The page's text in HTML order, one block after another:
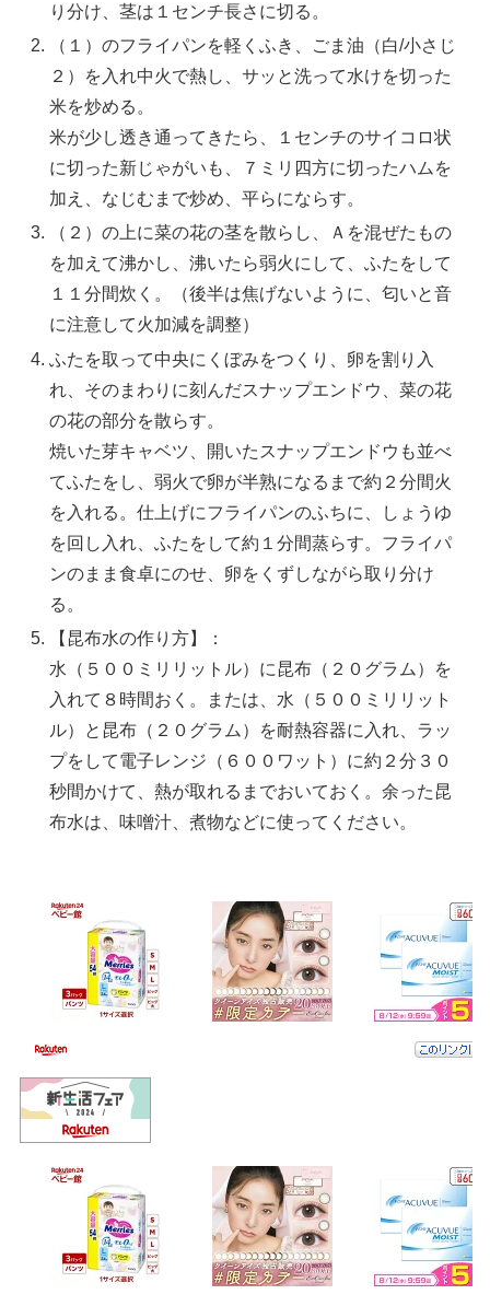
り分け、茎は１センチ長さに切る。
（１）のフライパンを軽くふき、ごま油（白/小さじ
２）を入れ中火で熱し、サッと洗って水けを切った
米を炒める。
米が少し透き通ってきたら、１センチのサイコロ状
に切った新じゃがいも、７ミリ四方に切ったハムを
加え、なじむまで炒め、平らにならす。
（２）の上に菜の花の茎を散らし、Ａを混ぜたもの
を加えて沸かし、沸いたら弱火にして、ふたをして
１１分間炊く。（後半は焦げないように、匂いと音
に注意して火加減を調整）
ふたを取って中央にくぼみをつくり、卵を割り入
れ、そのまわりに刻んだスナップエンドウ、菜の花
の花の部分を散らす。
焼いた芽キャベツ、開いたスナップエンドウも並べ
てふたをし、弱火で卵が半熟になるまで約２分間火
を入れる。仕上げにフライパンのふちに、しょうゆ
を回し入れ、ふたをして約１分間蒸らす。フライパ
ンのまま食卓にのせ、卵をくずしながら取り分け
る。
【昆布水の作り方】：
水（５００ミリリットル）に昆布（２０グラム）を
入れて８時間おく。または、水（５００ミリリット
ル）と昆布（２０グラム）を耐熱容器に入れ、ラッ
プをして電子レンジ（６００ワット）に約２分３０
秒間かけて、熱が取れるまでおいておく。余った昆
布水は、味噌汁、煮物などに使ってください。